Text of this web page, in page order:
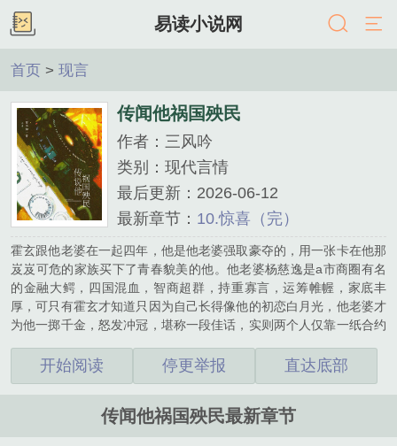
易读小说网
首页 > 现言
传闻他祸国殃民
作者：三风吟
类别：现代言情
最后更新：2026-06-12
最新章节： 10.惊喜（完）
霍玄跟他老婆在一起四年，他是他老婆强取豪夺的，用一张卡在他那
岌岌可危的家族买下了青春貌美的他。他老婆杨慈逸是a市商圈有名
的金融大鳄，四国混血，智商超群，持重寡言，运筹帷幄，家底丰
厚，可只有霍玄才知道只因为自己长得像他的初恋白月光，他老婆才
为他一掷千金，怒发冲冠，堪称一段佳话，实则两个人仅靠一纸合约
民，把杨慈逸迷得晕头转向，世界仅此几块的典藏手表也拍下送给
他，霍玄听说的时候，原本勤勤恳恳地正在给杨慈逸刷鞋，看着自己
块表不巧就被他看见在那个初恋那里，霍玄那一刻后槽牙都快咬碎
开始阅读 停更举报 直达底部
传闻他祸国殃民最新章节